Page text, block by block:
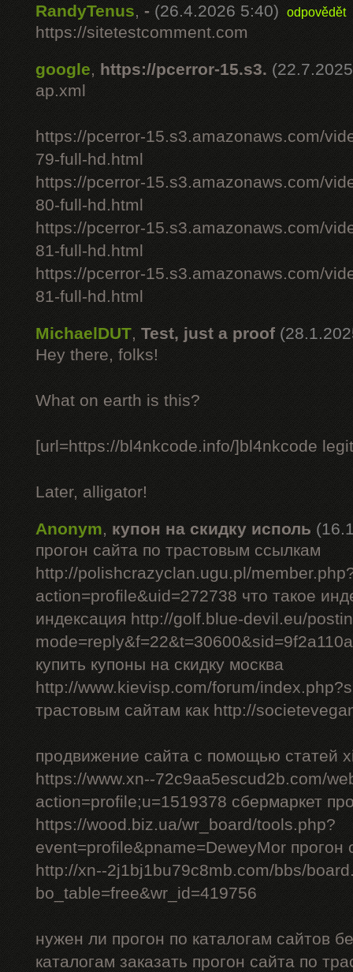
RandyTenus, - (26.4.2026 5:40) odpovědět
https://sitetestcomment.com
google, https://pcerror-15.s3.
ap.xml
https://pcerror-15.s3.amazonaws.com/
79-full-hd.html
https://pcerror-15.s3.amazonaws.com/
80-full-hd.html
https://pcerror-15.s3.amazonaws.com/
81-full-hd.html
https://pcerror-15.s3.amazonaws.com/
81-full-hd.html
MichaelDUT, Test, just a proof
Hey there, folks!
What on earth is this?
[url=https://bl4nkcode.info/]bl4nkcode
Later, alligator!
Anonym, купон на скидку исполь
прогон сайта по трастовым ссылкам
http://polishcrazyclan.ugu.pl/
action=profile&uid=272738 что такое
индексация http://golf.blue-devil.eu/
купить купоны на скидку москва
http://www.kievisp.com/forum/
трастовым сайтам как http://
продвижение сайта с помощью статей
https://www.xn--72c9aa5escud2b.com/
action=profile;u=1519378 сбермаркет
https://wood.biz.ua/wr_board/tools.php?
event=profile&pname=DeweyMor
http://xn--2j1bj1bu79c8mb.com/bbs/
bo_table=free&wr_id=419756
нужен ли прогон по каталогам сайтов
каталогам заказать прогон сайта по